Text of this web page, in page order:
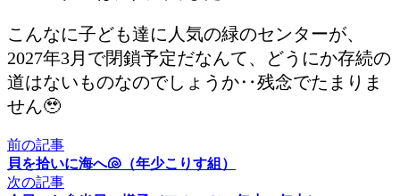
こんなに子ども達に人気の緑のセンターが、
2027年3月で閉鎖予定だなんて、どうにか存続の
道はないものなのでしょうか‥残念でたまりま
せん🥹
前の記事
貝を拾いに海へ🐚（年少こりす組）
次の記事